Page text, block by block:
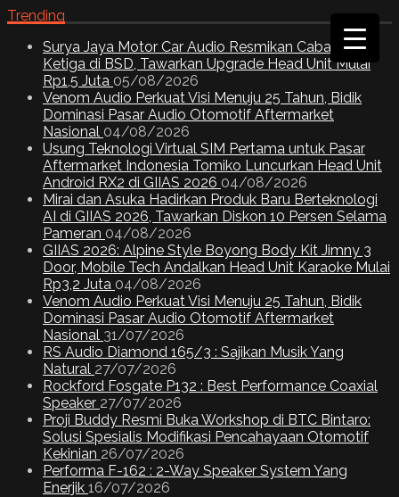
Trending
Surya Jaya Motor Car Audio Resmikan Cabang
Ketiga di BSD, Tawarkan Upgrade Head Unit Mulai
Rp1,5 Juta 05/08/2026
Venom Audio Perkuat Visi Menuju 25 Tahun, Bidik
Dominasi Pasar Audio Otomotif Aftermarket
Nasional 04/08/2026
Usung Teknologi Virtual SIM Pertama untuk Pasar
Aftermarket Indonesia Tomiko Luncurkan Head Unit
Android RX2 di GIIAS 2026 04/08/2026
Mirai dan Asuka Hadirkan Produk Baru Berteknologi
AI di GIIAS 2026, Tawarkan Diskon 10 Persen Selama
Pameran 04/08/2026
GIIAS 2026: Alpine Style Boyong Body Kit Jimny 3
Door, Mobile Tech Andalkan Head Unit Karaoke Mulai
Rp3,2 Juta 04/08/2026
Venom Audio Perkuat Visi Menuju 25 Tahun, Bidik
Dominasi Pasar Audio Otomotif Aftermarket
Nasional 31/07/2026
RS Audio Diamond 165/3 : Sajikan Musik Yang
Natural 27/07/2026
Rockford Fosgate P132 : Best Performance Coaxial
Speaker 27/07/2026
Proji Buddy Resmi Buka Workshop di BTC Bintaro:
Solusi Spesialis Modifikasi Pencahayaan Otomotif
Kekinian 26/07/2026
Performa F-162 : 2-Way Speaker System Yang
Enerjik 16/07/2026